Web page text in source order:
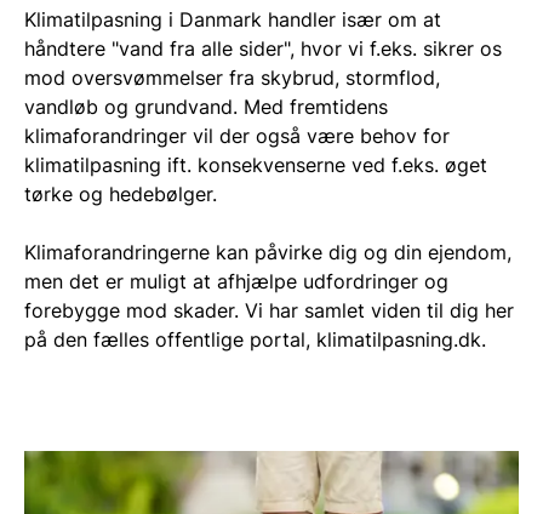
Klimatilpasning i Danmark handler især om at
håndtere "vand fra alle sider", hvor vi f.eks. sikrer os
mod oversvømmelser fra skybrud, stormflod,
vandløb og grundvand. Med fremtidens
klimaforandringer vil der også være behov for
klimatilpasning ift. konsekvenserne ved f.eks. øget
tørke og hedebølger.
Klimaforandringerne kan påvirke dig og din ejendom,
men det er muligt at afhjælpe udfordringer og
forebygge mod skader. Vi har samlet viden til dig her
på den fælles offentlige portal, klimatilpasning.dk.